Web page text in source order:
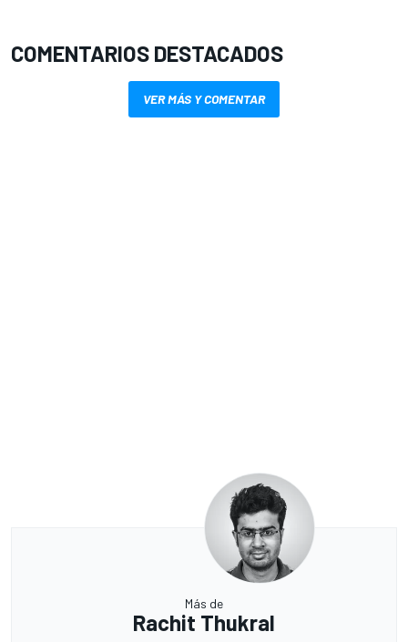
COMENTARIOS DESTACADOS
VER MÁS Y COMENTAR
Más de
Rachit Thukral